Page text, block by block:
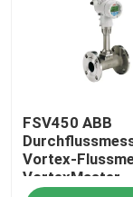
FSV450 ABB
Vortex-
VortexMaster